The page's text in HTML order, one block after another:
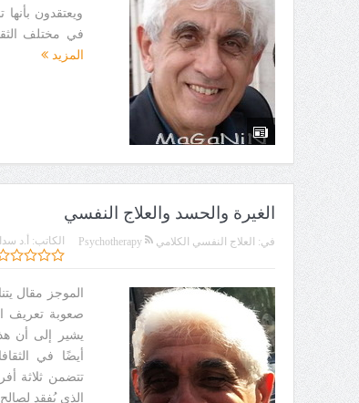
ويعتقدون
في مختلف
المزيد
الغيرة والحسد والعلاج النفسي
الكاتب: أ.د في: العلاج النفسي الكلامي Psychotherapy
الموجز مقال
صعوبة تعريف
يشير إلى أن
أيضًا في
تتضمن ثلاثة
الذي يُفقد